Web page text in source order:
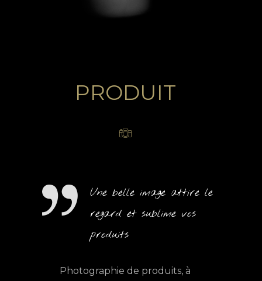
PRODUIT
Une belle image attire le
regard et sublime vos
produits
Photographie de produits, à